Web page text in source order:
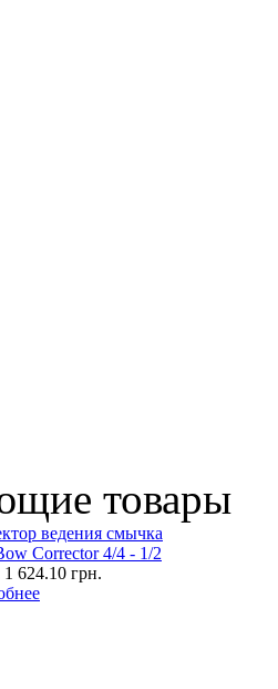
товары
ведения смычка
Corrector 4/4 - 1/2
1 624.10 грн.